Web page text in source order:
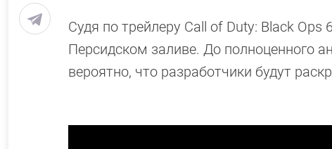
Судя по трейлеру Call of Duty: Black
Персидском заливе. До полноценного
вероятно, что разработчики будут